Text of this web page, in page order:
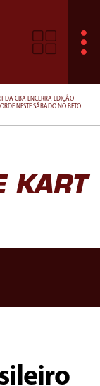
DA CBA ENCERRA EDIÇÃO
NESTE SÁBADO NO BETO
KART